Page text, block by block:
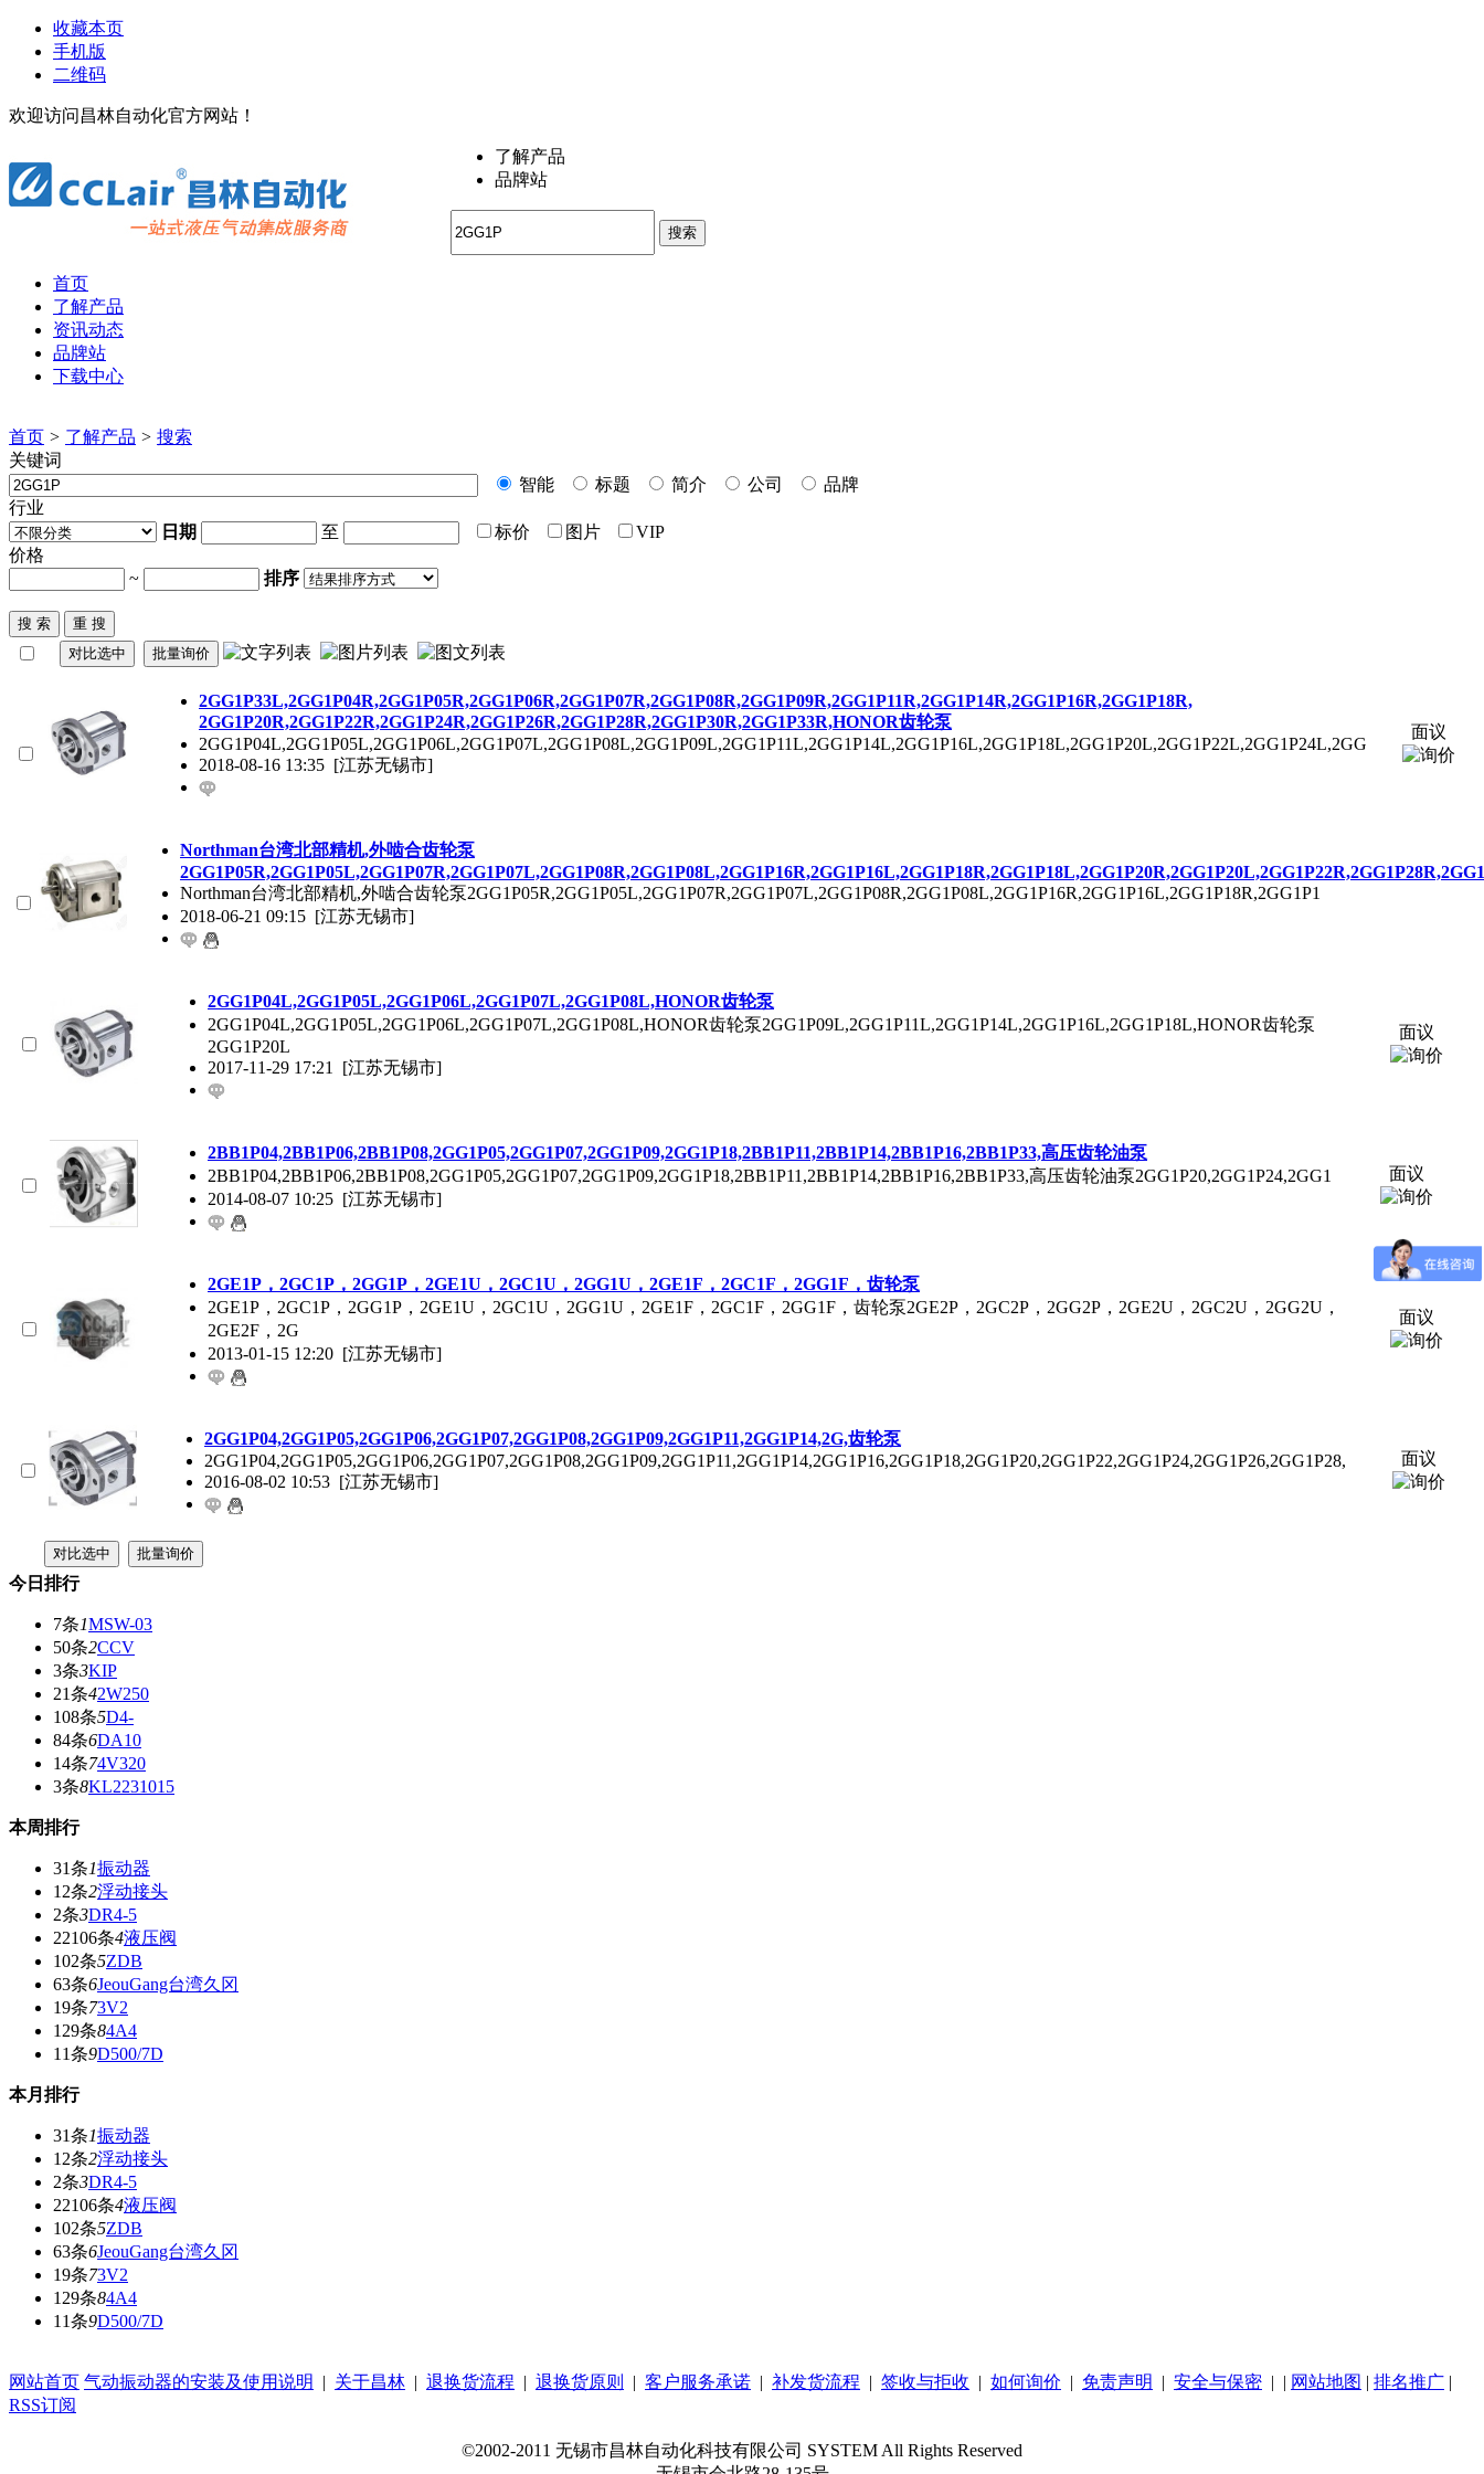
收藏本页
手机版
二维码
欢迎访问昌林自动化官方网站！
了解产品
品牌站
搜索
首页
了解产品
资讯动态
品牌站
下载中心
首页 > 了解产品 > 搜索
关键词
智能
标题 简介 公司
品牌
行业
日期
至 标价 图片
VIP
价格
~
排序
2GG1P33L,2GG1P04R,2GG1P05R,2GG1P06R,2GG1P07R,2GG1P08R,2GG1P09R,2GG1P11R,2GG1P14R,2GG1P16R,2GG1P18R,
2GG1P20R,2GG1P22R,2GG1P24R,2GG1P26R,2GG1P28R,2GG1P30R,2GG1P33R,HONOR齿轮泵
2GG1P04L,2GG1P05L,2GG1P06L,2GG1P07L,2GG1P08L,2GG1P09L,2GG1P11L,2GG1P14L,2GG1P16L,2GG1P18L,2GG1P20L,2GG1P22L,2GG1P24L,2GG
2018-08-16 13:35 [江苏无锡市]
面议
Northman台湾北部精机,外啮合齿轮泵
2GG1P05R,2GG1P05L,2GG1P07R,2GG1P07L,2GG1P08R,2GG1P08L,2GG1P16R,2GG1P16L,2GG1P18R,2GG1P18L,2GG1P20R,2GG1P20L,2GG1P22R,2GG1P28R,
Northman台湾北部精机,外啮合齿轮泵2GG1P05R,2GG1P05L,2GG1P07R,2GG1P07L,2GG1P08R,2GG1P08L,2GG1P16R,2GG1P16L,2GG1P18R,2GG1P1
2018-06-21 09:15 [江苏无锡市]
2GG1P04L,2GG1P05L,2GG1P06L,2GG1P07L,2GG1P08L,HONOR齿轮泵
2GG1P04L,2GG1P05L,2GG1P06L,2GG1P07L,2GG1P08L,HONOR齿轮泵2GG1P09L,2GG1P11L,2GG1P14L,2GG1P16L,2GG1P18L,HONOR齿轮泵
2GG1P20L
2017-11-29 17:21 [江苏无锡市]
面议
2BB1P04,2BB1P06,2BB1P08,2GG1P05,2GG1P07,2GG1P09,2GG1P18,2BB1P11,2BB1P14,2BB1P16,2BB1P33,高压齿轮油泵
2BB1P04,2BB1P06,2BB1P08,2GG1P05,2GG1P07,2GG1P09,2GG1P18,2BB1P11,2BB1P14,2BB1P16,2BB1P33,高压齿轮油泵2GG1P20,2GG1P24,2GG1
2014-08-07 10:25 [江苏无锡市]
面议
2GE1P，2GC1P， 2GG1P ，2GE1U，2GC1U，2GG1U，2GE1F，2GC1F，2GG1F，齿轮泵
2GE1P，2GC1P， 2GG1P ，2GE1U，2GC1U，2GG1U，2GE1F，2GC1F，2GG1F，齿轮泵2GE2P，2GC2P，2GG2P，2GE2U，2GC2U，2GG2U，
2GE2F，2G
2013-01-15 12:20 [江苏无锡市]
面议
2GG1P04,2GG1P05,2GG1P06,2GG1P07,2GG1P08,2GG1P09,2GG1P11,2GG1P14,2G,齿轮泵
2GG1P04,2GG1P05,2GG1P06,2GG1P07,2GG1P08,2GG1P09,2GG1P11,2GG1P14,2GG1P16,2GG1P18,2GG1P20,2GG1P22,2GG1P24,2GG1P26,2GG1P28,
2016-08-02 10:53 [江苏无锡市]
面议
今日排行
7条1MSW-03
50条2CCV
3条3KIP
21条42W250
108条5D4-
84条6DA10
14条74V320
3条8KL2231015
本周排行
31条1振动器
12条2浮动接头
2条3DR4-5
22106条4液压阀
102条5ZDB
63条6JeouGang台湾久冈
19条73V2
129条84A4
11条9D500/7D
本月排行
31条1振动器
12条2浮动接头
2条3DR4-5
22106条4液压阀
102条5ZDB
63条6JeouGang台湾久冈
19条73V2
129条84A4
11条9D500/7D
网站首页 气动振动器的安装及使用说明 | 关于昌林 | 退换货流程 | 退换货原则 | 客户服务承诺 | 补发货流程 | 签收与拒收 | 如何询价 | 免责声明 | 安全与保密 | | 网站地图 | 排名推广 |
RSS订阅
©2002-2011 无锡市昌林自动化科技有限公司 SYSTEM All Rights Reserved